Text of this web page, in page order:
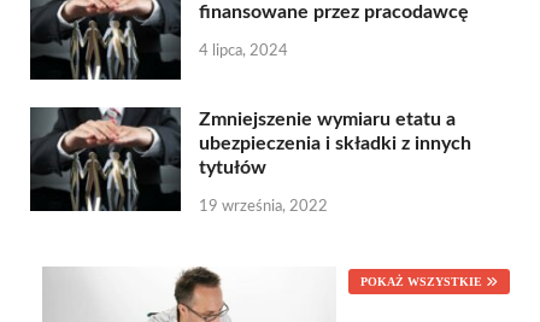
finansowane przez pracodawcę
4 lipca, 2024
Zmniejszenie wymiaru etatu a
ubezpieczenia i składki z innych
tytułów
19 września, 2022
POKAŻ WSZYSTKIE